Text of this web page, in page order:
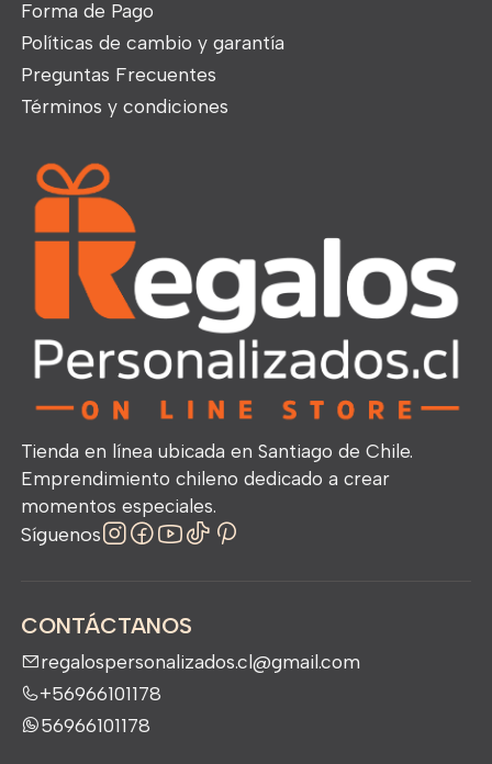
Forma de Pago
Políticas de cambio y garantía
Preguntas Frecuentes
Términos y condiciones
Tienda en línea ubicada en Santiago de Chile.
Emprendimiento chileno dedicado a crear
momentos especiales.
Síguenos
CONTÁCTANOS
regalospersonalizados.cl@gmail.com
+56966101178
56966101178